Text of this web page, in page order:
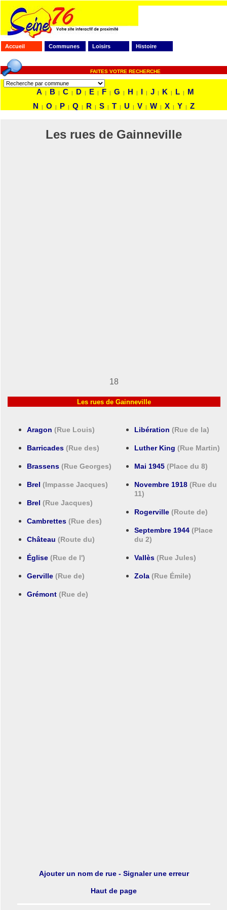
Accueil Communes Loisirs Histoire
FAITES VOTRE RECHERCHE
A | B | C | D | E | F | G | H | I | J | K | L |
M
N
| O | P | Q | R | S | T | U | V | W | X | Y | Z
Les rues de Gainneville
18
Les rues de Gainneville
Aragon (Rue Louis)
Barricades (Rue des)
Brassens (Rue Georges)
Brel (Impasse Jacques)
Brel (Rue Jacques)
Cambrettes (Rue des)
Château (Route du)
Église (Rue de l')
Gerville (Rue de)
Grémont (Rue de)
Libération (Rue de la)
Luther King (Rue Martin)
Mai 1945 (Place du 8)
Novembre 1918 (Rue du
11)
Rogerville (Route de)
Septembre 1944 (Place
du 2)
Vallès (Rue Jules)
Zola (Rue Émile)
Ajouter un nom de rue - Signaler une erreur
Haut de page